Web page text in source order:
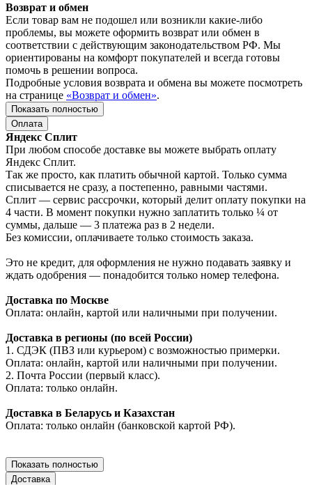
Возврат и обмен
Если товар вам не подошел или возникли какие-либо
проблемы, вы можете оформить возврат или обмен в
соответствии с действующим законодательством РФ. Мы
ориентированы на комфорт покупателей и всегда готовы
помочь в решении вопроса.
Подробные условия возврата и обмена вы можете посмотреть
на странице «Возврат и обмен».
Показать полностью
Оплата
Яндекс Сплит
При любом способе доставке вы можете выбрать оплату
Яндекс Сплит.
Так же просто, как платить обычной картой. Только сумма
списывается не сразу, а постепенно, равными частями.
Сплит — сервис рассрочки, который делит оплату покупки на
4 части. В момент покупки нужно заплатить только ¼ от
суммы, дальше — 3 платежа раз в 2 недели.
Без комиссии, оплачиваете только стоимость заказа.
Это не кредит, для оформления не нужно подавать заявку и
ждать одобрения — понадобится только номер телефона.
Доставка по Москве
Оплата: онлайн, картой или наличными при получении.
Доставка в регионы (по всей России)
1. СДЭК (ПВЗ или курьером) с возможностью примерки.
Оплата: онлайн, картой или наличными при получении.
2. Почта России (первый класс).
Оплата: только онлайн.
Доставка в Беларусь и Казахстан
Оплата: только онлайн (банковской картой РФ).
Показать полностью
Доставка